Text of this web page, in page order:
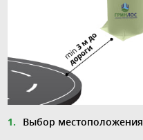
Выбор местоположения